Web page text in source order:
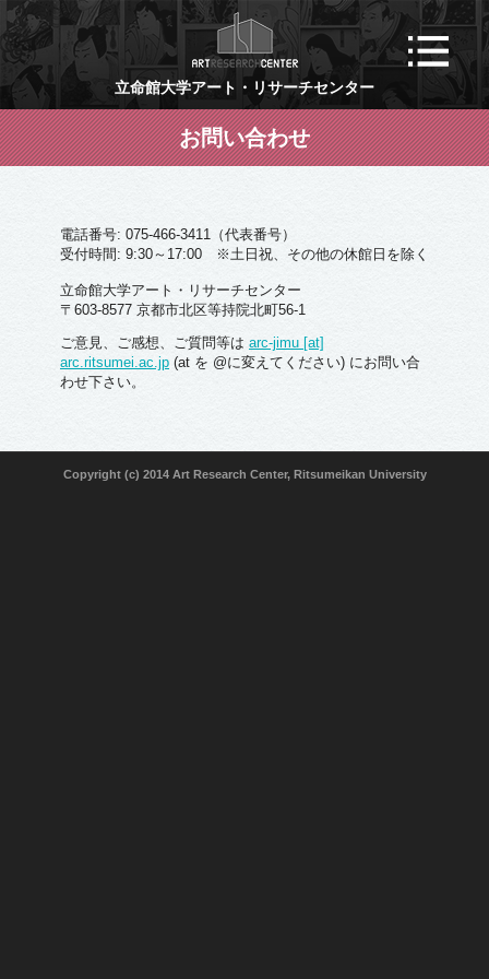
ART RESEARCH
立命館大学アート・リサーチセンター
メ
お問い合わせ
電話番号: 075-466-3411（代表番号）
受付時間: 9:30～17:00
※土日祝、その他の休館日を除く
立命館大学アート・リサーチセンター
〒603-8577 京都市北区等持院北町56-1
ご意見、ご感想、ご質問等は arc-jimu [at]
arc.ritsumei.ac.jp (at を @に変えてください) にお問い合
わせ下さい。
Copyright (c) 2014 Art Research Center, Ritsumeikan University